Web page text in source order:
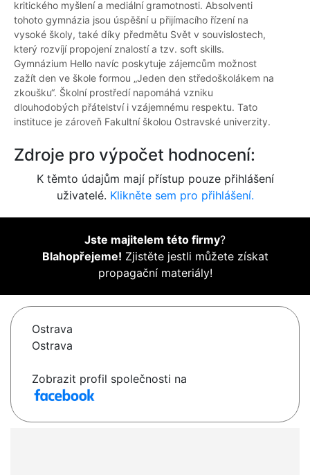
kritického myšlení a mediální gramotnosti. Absolventi
tohoto gymnázia jsou úspěšní u přijímacího řízení na
vysoké školy, také díky předmětu Svět v souvislostech,
který rozvíjí propojení znalostí a tzv. soft skills.
Gymnázium Hello navíc poskytuje zájemcům možnost
zažít den ve škole formou „Jeden den středoškolákem na
zkoušku“. Školní prostředí napomáhá vzniku
dlouhodobých přátelství i vzájemnému respektu. Tato
instituce je zároveň Fakultní školou Ostravské univerzity.
Zdroje pro výpočet hodnocení:
K těmto údajům mají přístup pouze přihlášení
uživatelé. Klikněte sem pro přihlášení.
Jste majitelem této firmy?
Blahopřejeme! Zjistěte jestli můžete získat
propagační materiály!
Ostrava
Ostrava
Zobrazit profil společnosti na